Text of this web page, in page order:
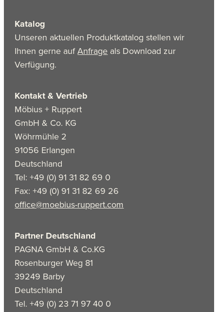
Katalog
Unseren aktuellen Produktkatalog stellen wir
Ihnen gerne aufAnfrage als Download zur
Verfügung.
Kontakt & Vertrieb
Möbius + Ruppert
GmbH & Co. KG
Wöhrmühle 2
91056 Erlangen
Deutschland
Tel: +49 (0) 91 31 82 69 0
Fax: +49 (0) 91 31 82 69 26
office@moebius-ruppert.com
Partner Deutschland
PAGNA GmbH & Co.KG
Rosenburger Weg 81
39249 Barby
Deutschland
Tel. +49 (0) 23 71 97 40 0